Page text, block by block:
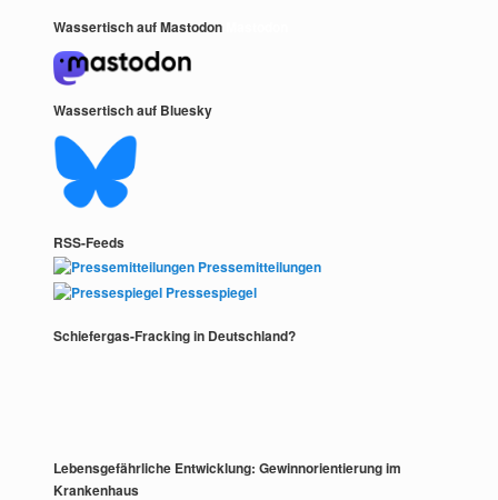
Wassertisch auf Mastodon
Wassertisch auf Bluesky
RSS-Feeds
Pressemitteilungen
Pressespiegel
Schiefergas-Fracking in Deutschland?
Lebensgefährliche Entwicklung: Gewinnorientierung im
Krankenhaus